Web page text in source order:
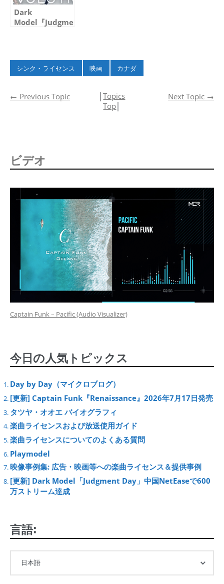
Dark Modelの音
楽が使用されまし
Dark
Model『Judgment
でフィーチャー
シンク・ライセンス 映画 カナダ
← Previous Topic │Topics
Top
Next Topic →
ビデオ
Captain Funk – Pacific (Audio Visualizer)
今日の人気トピックス
Day by Day（マイクロブログ）
[更新] Captain Funk『Renaissance』2026年7月17日発売
タツヤ・オオエ バイオグラフィ
楽曲ライセンスおよび放送使用ガイド
楽曲ライセンスについてのよくある質問
Playmodel
映像事例集: 広告・映画等への楽曲ライセンス＆提供事例
[更新] Dark Model「Judgment Day」中国NetEaseで600
万ストリーム達成
言語: